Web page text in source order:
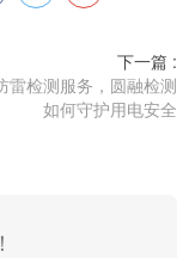
下一篇 :
雷检测服务，圆融检测
如何守护用电安全